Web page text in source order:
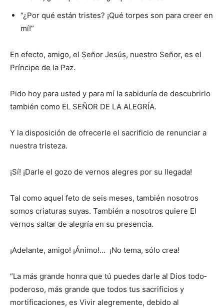
“¿Por qué están tristes? ¡Qué torpes son para creer en
mí!”
En efecto, amigo, el Señor Jesús, nuestro Señor, es el
Príncipe de la Paz.
Pido hoy para usted y para mí la sabiduría de descubrirlo
también como EL SEÑOR DE LA ALEGRÍA.
Y la disposición de ofrecerle el sacrificio de renunciar a
nuestra tristeza.
¡Sí! ¡Darle el gozo de vernos alegres por su llegada!
Tal como aquel feto de seis meses, también nosotros
somos criaturas suyas. También a nosotros quiere El
vernos saltar de alegría en su presencia.
¡Adelante, ami­go! ¡Ánimo!… ¡No tema, sólo crea!
“La más grande honra que tú puedes darle al Dios todo­
poderoso, más grande que todos tus sacrificios y
mortificaciones, es Vivir alegremente, debido al